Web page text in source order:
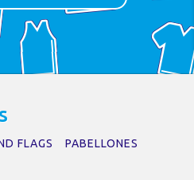
su búsqueda o
FLAGS
PABELLONES